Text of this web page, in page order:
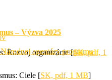
agentúry programu
– Výzva 2025
Rozvoj organizácie [SK, pdf, 1
Ciele [SK, pdf, 1 MB]